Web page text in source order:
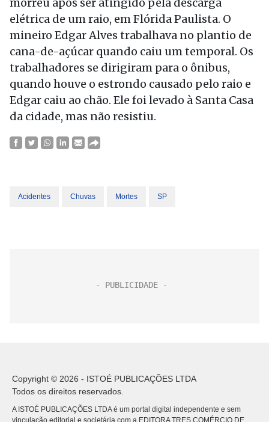
elétrica de um raio, em Flórida Paulista. O
mineiro Edgar Alves trabalhava no plantio de
cana-de-açúcar quando caiu um temporal. Os
trabalhadores se dirigiram para o ônibus,
quando houve o estrondo causado pelo raio e
Edgar caiu ao chão. Ele foi levado à Santa Casa
da cidade, mas não resistiu.
Acidentes Chuvas Mortes SP
Copyright © 2026 - ISTOÉ PUBLICAÇÕES LTDA
Todos os direitos reservados.
A ISTOÉ PUBLICAÇÕES LTDA é um portal digital independente e sem
vinculação editorial e societária com a EDITORA TRES COMÉRCIO DE